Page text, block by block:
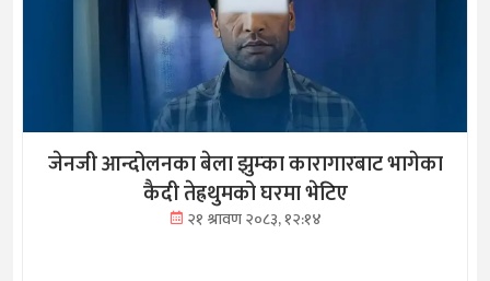
जेनजी आन्दोलनका बेला झुम्का कारागारबाट भागेका
कैदी तेह्रथुमको घरमा भेटिए
२१ श्रावण २०८३, १२:१४